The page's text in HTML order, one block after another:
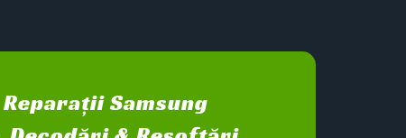
Reparații Samsung